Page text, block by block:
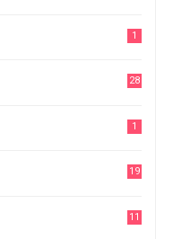
1
28
1
19
11